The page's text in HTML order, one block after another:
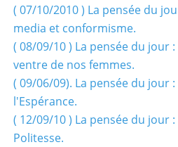
( 07/10/2010 ) La pensée du
media et conformisme.
( 08/09/10 ) La pensée du jour :
ventre de nos femmes.
( 09/06/09). La pensée du jour :
l'Espérance.
( 12/09/10 ) La pensée du jour :
Politesse.